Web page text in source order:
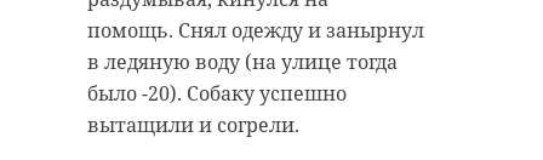
помощь. Снял одежду и занырнул
в ледяную воду (на улице тогда
было -20). Собаку успешно
вытащили и согрели.